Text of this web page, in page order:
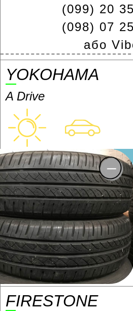
(099) 20
(098) 07
або
YOKOHAMA
A Drive
FIRESTONE